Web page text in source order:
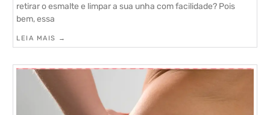
retirar o esmalte e limpar a sua unha com facilidade? Pois
bem, essa
LEIA MAIS →